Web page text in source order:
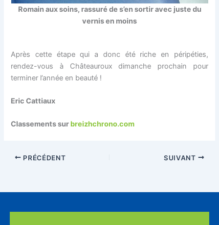
Romain aux soins, rassuré de s’en sortir avec juste du
vernis en moins
Après cette étape qui a donc été riche en péripéties,
rendez-vous à Châteauroux dimanche prochain pour
terminer l’année en beauté !
Eric Cattiaux
Classements sur breizhchrono.com
PRÉCÉDENT SUIVANT